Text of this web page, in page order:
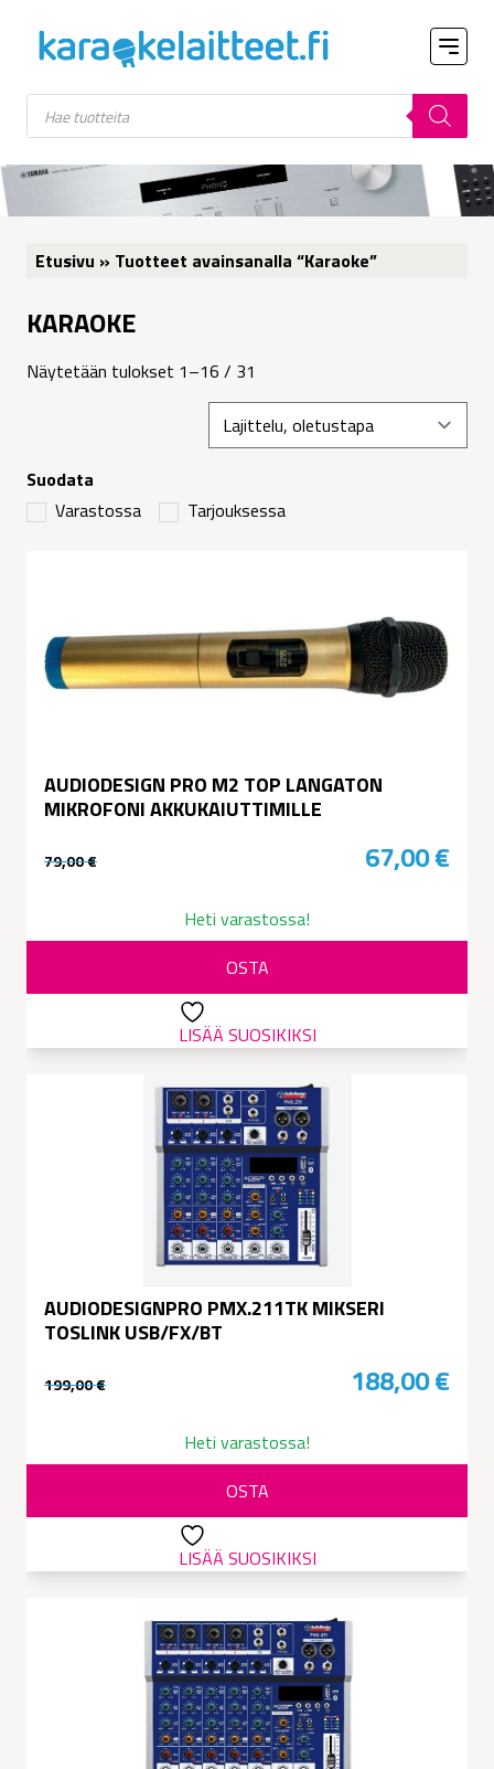
Products
search
Etusivu » Tuotteet avainsanalla “Karaoke”
KARAOKE
Näytetään tulokset 1–16 / 31
Suodata
Varastossa
Tarjouksessa
AUDIODESIGN PRO M2 TOP LANGATON
MIKROFONI AKKUKAIUTTIMILLE
79,00€
79,00 €.
67,00€
67,00 €.
Heti varastossa!
OSTA
LISÄÄ SUOSIKIKSI
AUDIODESIGNPRO PMX.211TK MIKSERI
TOSLINK USB/FX/BT
199,00€
199,00 €.
188,00€
188,00 €.
Heti varastossa!
OSTA
LISÄÄ SUOSIKIKSI